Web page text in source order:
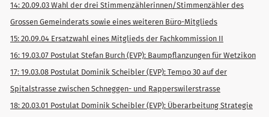
14: 20.09.03 Wahl der drei Stimmenzählerinnen/Stimmenzähler des
Grossen Gemeinderats sowie eines weiteren Büro-Mitglieds
15: 20.09.04 Ersatzwahl eines Mitglieds der Fachkommission II
16: 19.03.07 Postulat Stefan Burch (EVP): Baumpflanzungen für Wetzikon
17: 19.03.08 Postulat Dominik Scheibler (EVP): Tempo 30 auf der
Spitalstrasse zwischen Schneggen- und Rapperswilerstrasse
18: 20.03.01 Postulat Dominik Scheibler (EVP): Überarbeitung Strategie